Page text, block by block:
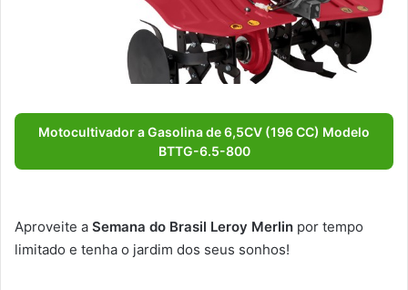
Motocultivador a Gasolina de 6,5CV (196 CC) Modelo
BTTG-6.5-800
Aproveite a Semana do Brasil Leroy Merlin por tempo
limitado e tenha o jardim dos seus sonhos!